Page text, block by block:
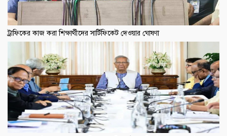
ট্রাফিকের কাজ করা শিক্ষার্থীদের সার্টিফিকেট দেওয়ার ঘোষণা